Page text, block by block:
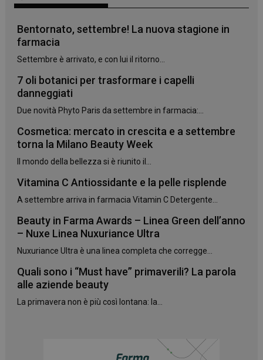
Bentornato, settembre! La nuova stagione in
farmacia
Settembre è arrivato, e con lui il ritorno...
7 oli botanici per trasformare i capelli
danneggiati
Due novità Phyto Paris da settembre in farmacia:...
Cosmetica: mercato in crescita e a settembre
torna la Milano Beauty Week
Il mondo della bellezza si è riunito il...
Vitamina C Antiossidante e la pelle risplende
A settembre arriva in farmacia Vitamin C Detergente...
Beauty in Farma Awards – Linea Green dell’anno
– Nuxe Linea Nuxuriance Ultra
Nuxuriance Ultra è una linea completa che corregge...
Quali sono i “Must have” primaverili? La parola
alle aziende beauty
La primavera non è più così lontana: la...
www.panoramacosmetico.it
settimane